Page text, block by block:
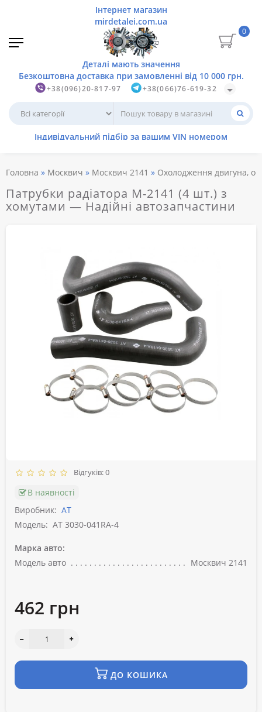
+38(096)20-817-97 +38(066)76-619-32
0
Головна Москвич Москвич 2141 Охолодження двигуна,
Патрубки радіатора М-2141 (4 шт.) з
хомутами — Надійні автозапчастини
Відгуків: 0
В наявності
Виробник: АТ
Модель: AT 3030-041RA-4
Марка авто:
Модель авто
Москвич 2141
462 грн
ДО КОШИКА